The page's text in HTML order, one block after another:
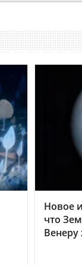
Новое
что